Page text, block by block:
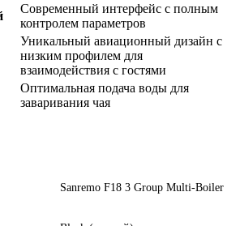
Современный интерфейс с полным
контролем параметров
Уникальный авиационный дизайн с
низким профилем для
взаимодействия с гостями
Оптимальная подача воды для
заваривания чая
Sanremo F18 3 Group Multi-Boiler